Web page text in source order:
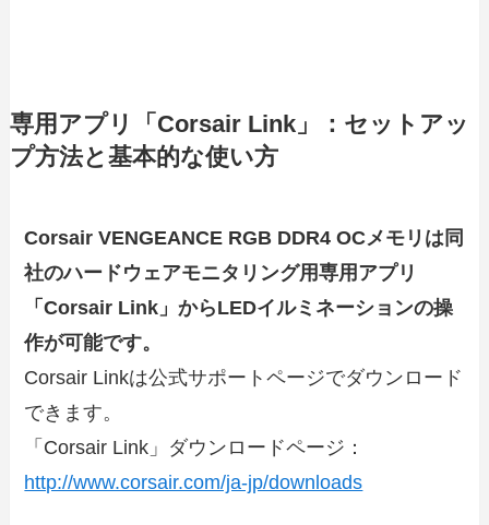
専用アプリ「Corsair Link」：セットアッ
プ方法と基本的な使い方
Corsair VENGEANCE RGB DDR4 OCメモリは同
社のハードウェアモニタリング用専用アプリ
「Corsair Link」からLEDイルミネーションの操
作が可能です。
Corsair Linkは公式サポートページでダウンロード
できます。
「Corsair Link」ダウンロードページ：
http://www.corsair.com/ja-jp/downloads